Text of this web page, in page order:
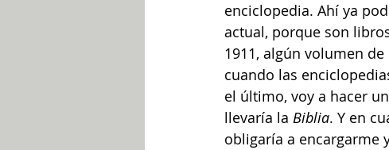
enciclopedia. Ahí ya
actual, porque son
1911, algún volumen
cuando las
el último, voy a hacer
llevaría la Biblia. Y en
obligaría a encargarme